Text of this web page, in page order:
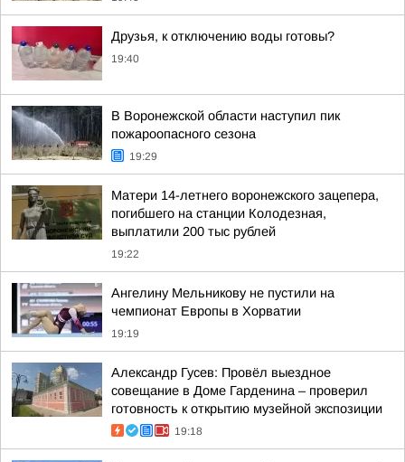
Друзья, к отключению воды готовы?
19:40
В Воронежской области наступил пик
пожароопасного сезона
19:29
Матери 14-летнего воронежского зацепера,
погибшего на станции Колодезная,
выплатили 200 тыс рублей
19:22
Ангелину Мельникову не пустили на
чемпионат Европы в Хорватии
19:19
Александр Гусев: Провёл выездное
совещание в Доме Гарденина – проверил
готовность к открытию музейной экспозиции
19:18